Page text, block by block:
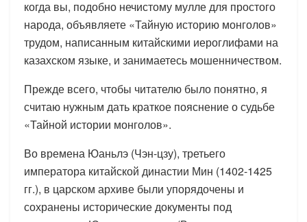
когда вы, подобно нечистому мулле для простого
народа, объявляете «Тайную историю монголов»
трудом, написанным китайскими иероглифами на
казахском языке, и занимаетесь мошенничеством.
Прежде всего, чтобы читателю было понятно, я
считаю нужным дать краткое пояснение о судьбе
«Тайной истории монголов».
Во времена Юаньлэ (Чэн-цзу), третьего
императора китайской династии Мин (1402-1425
гг.), в царском архиве были упорядочены и
сохранены исторические документы под